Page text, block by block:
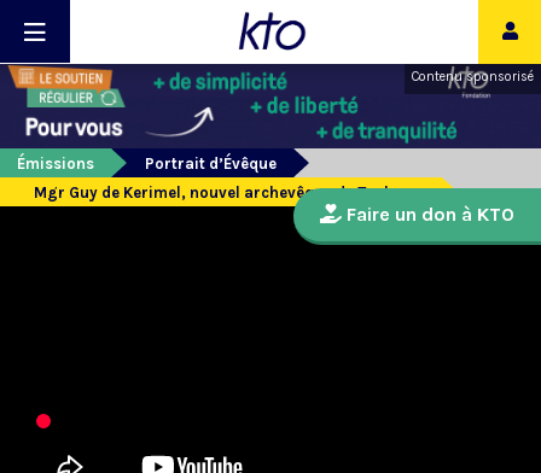
Contenu sponsorisé
Émissions
Portrait d’Évêque
Mgr Guy de Kerimel, nouvel archevêque de Toulouse
Faire un don à KTO